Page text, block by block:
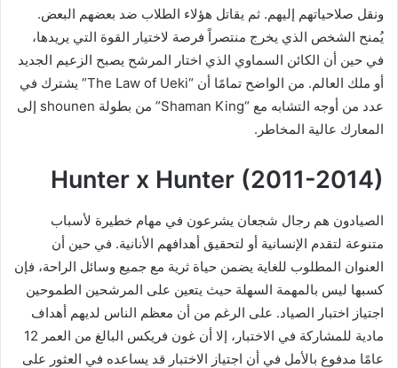
ونقل صلاحياتهم إليهم. ثم يقاتل هؤلاء الطلاب ضد بعضهم البعض.
يُمنح الشخص الذي يخرج منتصراً فرصة لاختيار القوة التي يريدها،
في حين أن الكائن السماوي الذي اختار المرشح يصبح الزعيم الجديد
أو ملك العالم. من الواضح تمامًا أن “The Law of Ueki” يشترك في
عدد من أوجه التشابه مع “Shaman King” من بطولة shounen إلى
المعارك عالية المخاطر.
Hunter x Hunter (2011-2014)
الصيادون هم رجال شجعان يشرعون في مهام خطيرة لأسباب
متنوعة لتقدم الإنسانية أو لتحقيق أهدافهم الأنانية. في حين أن
العنوان المطلوب للغاية يضمن حياة ثرية مع جميع وسائل الراحة، فإن
كسبها ليس بالمهمة السهلة حيث يتعين على المرشحين الطموحين
اجتياز اختبار الصياد. على الرغم من أن معظم الناس لديهم أهداف
مادية للمشاركة في الاختبار، إلا أن غون فريكس البالغ من العمر 12
عامًا مدفوع بالأمل في أن اجتياز الاختبار قد يساعده في العثور على